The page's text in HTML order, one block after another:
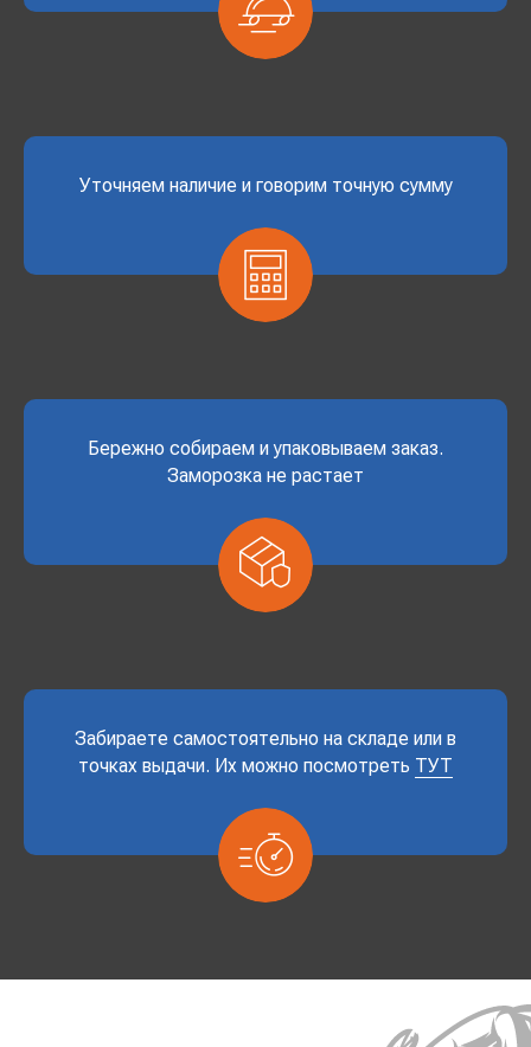
Уточняем наличие и говорим точную сумму
Бережно собираем и упаковываем заказ.
Заморозка не растает
Забираете самостоятельно на складе или в
точках выдачи. Их можно посмотреть ТУТ